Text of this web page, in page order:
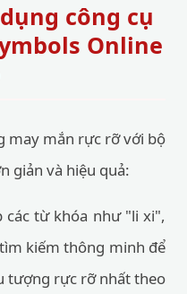
công cụ
Online
may mắn rực rỡ với bộ
giản và hiệu quả:
các từ khóa như "li xi",
kiếm thông minh để
tượng rực rỡ nhất theo